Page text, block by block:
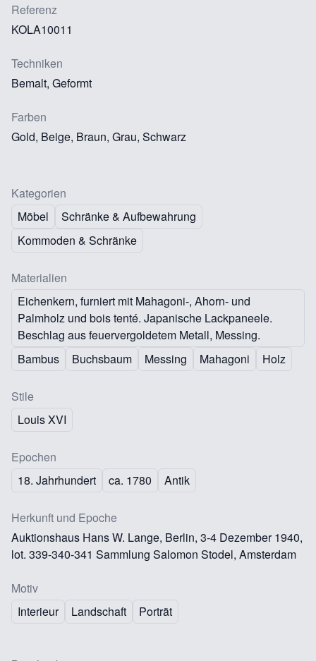
Referenz
KOLA10011
Techniken
Bemalt, Geformt
Farben
Gold, Beige, Braun, Grau, Schwarz
Kategorien
Möbel
Schränke & Aufbewahrung
Kommoden & Schränke
Materialien
Eichenkern, furniert mit Mahagoni-, Ahorn- und
Palmholz und bois tenté. Japanische Lackpaneele.
Beschlag aus feuervergoldetem Metall, Messing.
Bambus
Buchsbaum Messing Mahagoni Holz
Stile
Louis XVI
Epochen
18. Jahrhundert
ca. 1780 Antik
Herkunft und Epoche
Auktionshaus Hans W. Lange, Berlin, 3-4 Dezember 1940,
lot. 339-340-341 Sammlung Salomon Stodel, Amsterdam
Motiv
Interieur
Landschaft Porträt